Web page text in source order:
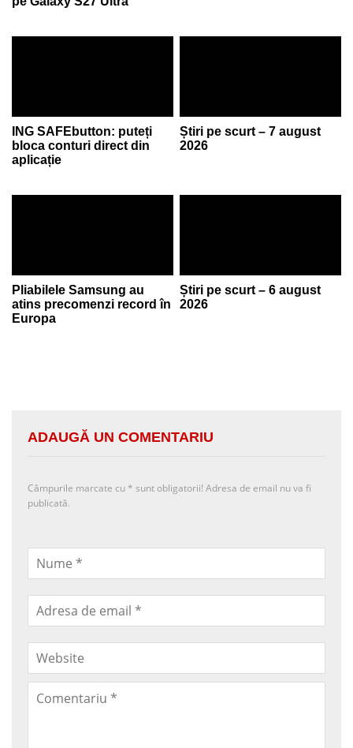
ING SAFEbutton: puteți
bloca conturi direct din
aplicație
Știri pe scurt – 7 august
2026
Pliabilele Samsung au
atins precomenzi record în
Europa
Știri pe scurt – 6 august
2026
ADAUGĂ UN COMENTARIU
Câmpurile marcate cu * sunt obligatorii! Adresa de email nu va fi
publicată.